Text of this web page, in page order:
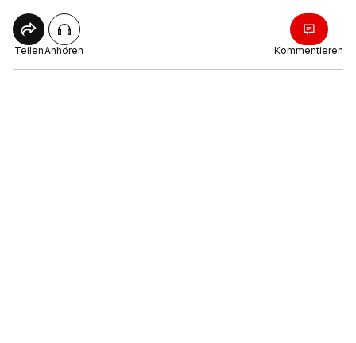
TeilenAnhören Kommentieren